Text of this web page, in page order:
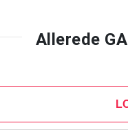
Allerede